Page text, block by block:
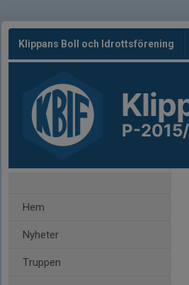
Klippans Boll och Idrottsförening
P-
Hem
Nyheter
Truppen